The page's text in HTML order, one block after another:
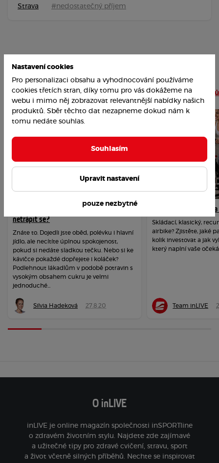
Strava #nedostatečný příjem
Nejoblíbenější články Číst více článků
Jak překonat závislost na cukru a
netrápit se?
Znáte to. Dojedli jste oběd, polévku i hlavní
jídlo, ale necítíte úplnou spokojenost,
pokud si nedáte sladkou tečku. Nebo si ke
kávičce pokaždé dopřejete i koláček?
Podlehnout lákadlům v podobě potravin s
vysokým obsahem cukru je velmi
jednoduché...
Silvia Hadeková 27.8.20
Jak vybrat rotoped
Skládací, klasický,
airbike? Zjistěte, jaké
kolik investovat a jak
který naplní vaše
Team inLIVE
O inLIVE
inLIVE je online magazín společnosti inSPORTline
o zdravém životním stylu. Najdete zde zajímavé
a užitečné tipy pro zdravé cvičení, stravu, sport
a život včetně silných příběhů. Nechte se inspirovat
Nastavení cookies
Pro personalizaci obsahu a vyhodnocování používáme
cookies třetích stran, díky tomu pro vás dokážeme na
webu i mimo něj zobrazovat relevantnější nabídky našich
produktů. Sběr těchto dat nezapneme dokud nám k
tomu nedáte souhlas.
Souhlasím
Upravit nastavení
pouze nezbytné